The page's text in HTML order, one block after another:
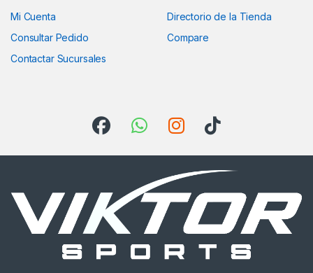
Mi Cuenta
Consultar Pedido
Contactar Sucursales
Directorio de la Tienda
Compare